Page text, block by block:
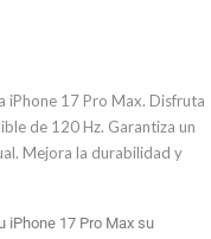
iPhone 17 Pro Max. Disfruta
de 120 Hz. Garantiza un
Mejora la durabilidad y
iPhone 17 Pro Max su